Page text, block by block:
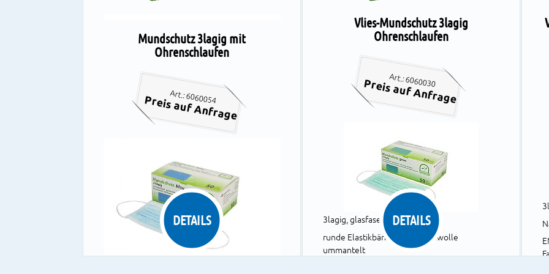
Mundschutz 3lagig mit
Ohrenschlaufen
Art.: 6060054
Preis auf Anfrage
DETAILS
Vlies-Mundschutz 3lagig
Ohrenschlaufen
Art.: 6060030
Preis auf Anfrage
3lagig, glasfaserfrei, latexfrei
runde Elastikbänder mit Baumwolle
ummantelt
DETAILS